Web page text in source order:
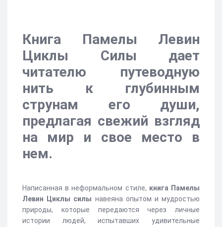
Книга Памелы Левин
Циклы Силы дает
читателю путеводную
нить к глубинным
струнам его души,
предлагая свежий взгляд
на мир и свое место в
нем.
Написанная в неформальном стиле, книга Памелы
Левин Циклы силы навеяна опытом и мудростью
природы, которые передаются через личные
истории людей, испытавших удивительные